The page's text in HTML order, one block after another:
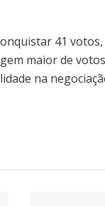
41
maior de
na